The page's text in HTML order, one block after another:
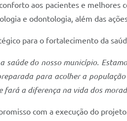
aos pacientes e melhores
e odontologia, além das
para o fortalecimento da
do nosso município.
para acolher a
fará a diferença na vida dos
com a execução do